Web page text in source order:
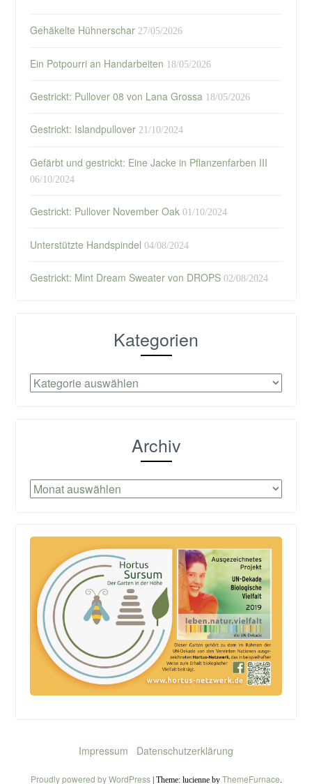
Gehäkelte Hühnerschar 27/05/2026
Ein Potpourri an Handarbeiten 18/05/2026
Gestrickt: Pullover 08 von Lana Grossa 18/05/2026
Gestrickt: Islandpullover 21/10/2024
Gefärbt und gestrickt: Eine Jacke in Pflanzenfarben III
06/10/2024
Gestrickt: Pullover November Oak 01/10/2024
Unterstützte Handspindel 04/08/2024
Gestrickt: Mint Dream Sweater von DROPS 02/08/2024
Kategorien
Kategorien
Archiv
Archiv
Impressum Datenschutzerklärung
Proudly powered by WordPress | Theme: lucienne by ThemeFurnace